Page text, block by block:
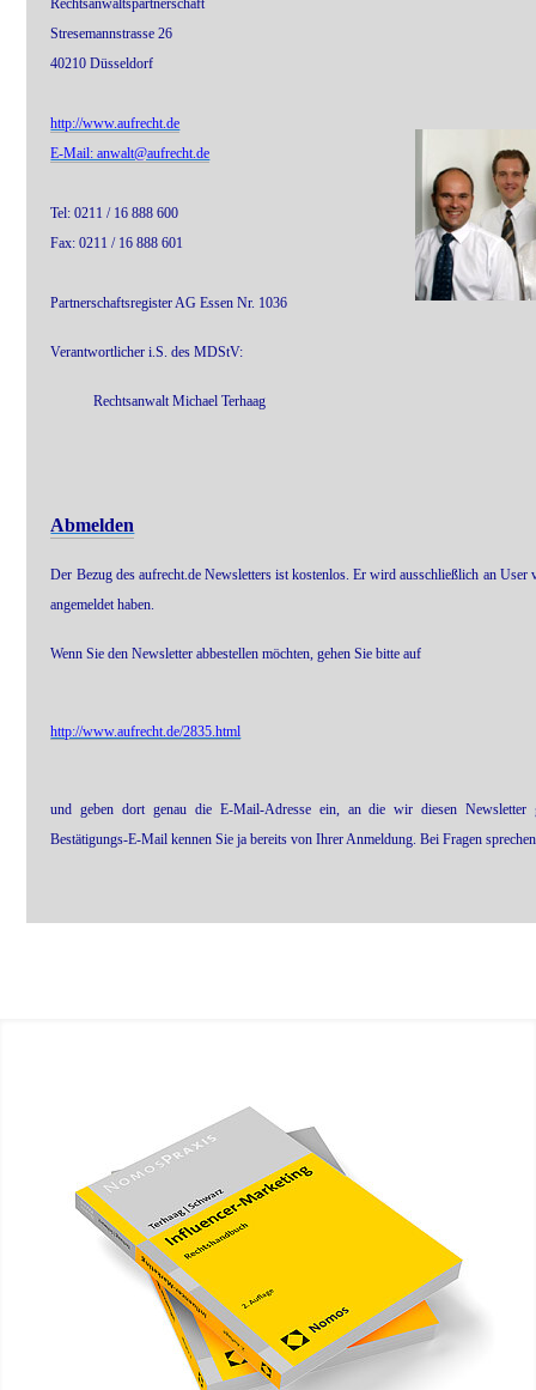
Rechtsanwaltspartnerschaft
Stresemannstrasse 26
40210 Düsseldorf
http://www.aufrecht.de
E-Mail: anwalt@aufrecht.de
Tel: 0211 / 16 888 600
Fax: 0211 / 16 888 601
Partnerschaftsregister AG Essen Nr. 1036
Verantwortlicher i.S. des MDStV:
Rechtsanwalt Michael Terhaag
Abmelden
Der Bezug des aufrecht.de Newsletters ist kostenlos. Er wird ausschließlich an User
angemeldet haben.
Wenn Sie den Newsletter abbestellen möchten, gehen Sie bitte auf
http://www.aufrecht.de/2835.html
und geben dort genau die E-Mail-Adresse ein, an die wir diesen Newsletter
Bestätigungs-E-Mail kennen Sie ja bereits von Ihrer Anmeldung. Bei Fragen